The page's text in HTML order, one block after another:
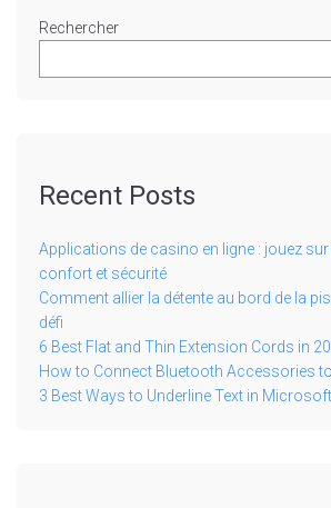
Rechercher
Recent Posts
Applications de casino en ligne : jouez
confort et sécurité
Comment allier la détente au bord de la
défi
6 Best Flat and Thin Extension Cords in
How to Connect Bluetooth Accessories
3 Best Ways to Underline Text in